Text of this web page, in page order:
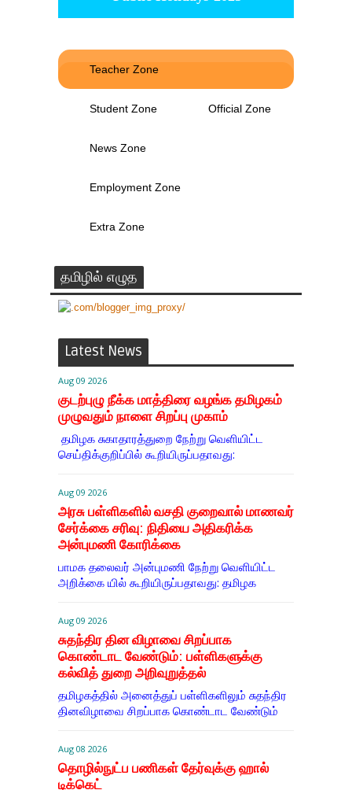
Teacher Zone
Student Zone Official Zone
News Zone
Employment Zone
Extra Zone
தமிழில் எழுத
Latest News
Aug 09 2026
குடற்புழு நீக்க மாத்திரை வழங்க தமிழகம்
முழுவதும் நாளை சிறப்பு முகாம்
தமிழக சுகாதாரத்துறை நேற்று வெளியிட்ட
செய்திக்குறிப்பில் கூறியிருப்பதாவது:
Aug 09 2026
அரசு பள்ளிகளில் வசதி குறைவால் மாணவர்
சேர்க்கை சரிவு: நிதியை அதிகரிக்க
அன்புமணி கோரிக்கை
பாமக தலைவர் அன்புமணி நேற்று வெளியிட்ட
அறிக்கை யில் கூறியிருப்பதாவது: தமிழக
Aug 09 2026
சுதந்திர தின விழாவை சிறப்பாக
கொண்டாட வேண்டும்: பள்ளிகளுக்கு
கல்வித் துறை அறிவுறுத்தல்
தமிழகத்தில் அனைத்துப் பள்ளிகளிலும் சுதந்திர
தினவிழாவை சிறப்பாக கொண்டாட வேண்டும்
Aug 08 2026
தொழில்நுட்ப பணிகள் தேர்வுக்கு ஹால் ​
டிக்கெட்